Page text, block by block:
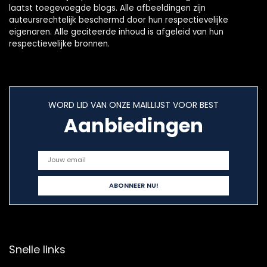
laatst toegevoegde blogs. Alle afbeeldingen zijn
auteursrechtelijk beschermd door hun respectievelijke
eigenaren. Alle geciteerde inhoud is afgeleid van hun
respectievelijke bronnen.
WORD LID VAN ONZE MAILLIJST VOOR BEST
Aanbiedingen
Snelle links